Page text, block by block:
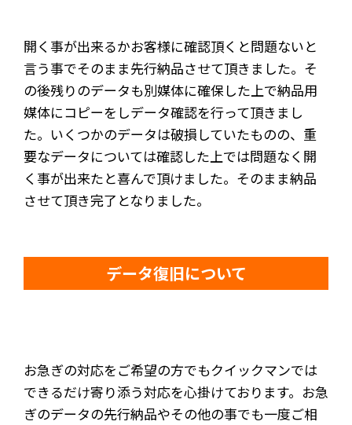
開く事が出来るかお客様に確認頂くと問題ないと
言う事でそのまま先行納品させて頂きました。そ
の後残りのデータも別媒体に確保した上で納品用
媒体にコピーをしデータ確認を行って頂きまし
た。いくつかのデータは破損していたものの、重
要なデータについては確認した上では問題なく開
く事が出来たと喜んで頂けました。そのまま納品
させて頂き完了となりました。
データ復旧について
お急ぎの対応をご希望の方でもクイックマンでは
できるだけ寄り添う対応を心掛けております。お急
ぎのデータの先行納品やその他の事でも一度ご相